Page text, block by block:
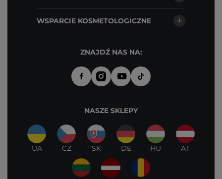
WSPARCIE KOSMETOLOGICZNE
ZNAJDŹ NAS NA:
NASZE SKLEPY
UA CZ SK DE HU AT